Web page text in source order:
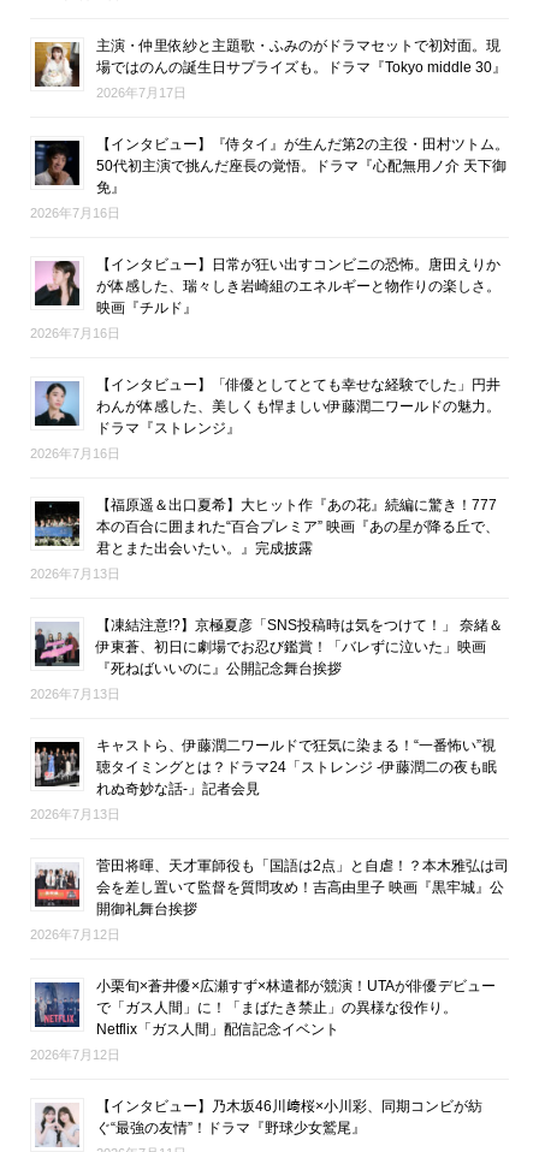
主演・仲里依紗と主題歌・ふみのがドラマセットで初対面。現
場ではのんの誕生日サプライズも。ドラマ『Tokyo middle 30』
2026年7月17日
【インタビュー】『侍タイ』が生んだ第2の主役・田村ツトム。
50代初主演で挑んだ座長の覚悟。ドラマ『心配無用ノ介 天下御
免』
2026年7月16日
【インタビュー】日常が狂い出すコンビニの恐怖。唐田えりか
が体感した、瑞々しき岩崎組のエネルギーと物作りの楽しさ。
映画『チルド』
2026年7月16日
【インタビュー】「俳優としてとても幸せな経験でした」円井
わんが体感した、美しくも悍ましい伊藤潤二ワールドの魅力。
ドラマ『ストレンジ』
2026年7月16日
【福原遥＆出口夏希】大ヒット作『あの花』続編に驚き！777
本の百合に囲まれた“百合プレミア” 映画『あの星が降る丘で、
君とまた出会いたい。』完成披露
2026年7月13日
【凍結注意!?】京極夏彦「SNS投稿時は気をつけて！」 奈緒＆
伊東蒼、初日に劇場でお忍び鑑賞！「バレずに泣いた」映画
『死ねばいいのに』公開記念舞台挨拶
2026年7月13日
キャストら、伊藤潤二ワールドで狂気に染まる！“一番怖い”視
聴タイミングとは？ドラマ24「ストレンジ -伊藤潤二の夜も眠
れぬ奇妙な話-」記者会見
2026年7月13日
菅田将暉、天才軍師役も「国語は2点」と自虐！？本木雅弘は司
会を差し置いて監督を質問攻め！吉高由里子 映画『黒牢城』公
開御礼舞台挨拶
2026年7月12日
小栗旬×蒼井優×広瀬すず×林遣都が競演！UTAが俳優デビュー
で「ガス人間」に！「まばたき禁止」の異様な役作り。
Netflix「ガス人間」配信記念イベント
2026年7月12日
【インタビュー】乃木坂46川﨑桜×小川彩、同期コンビが紡
ぐ“最強の友情”！ドラマ『野球少女鷲尾』